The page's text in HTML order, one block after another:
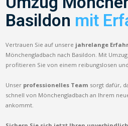
Basildon mit
Vertrauen Sie auf unsere jahrelange
Mönchengladbach nach Basildon. Mit
profitieren Sie von einem reibungslosen
Unser professionelles Team sorgt dafür,
schnell von Mönchengladbach an Ihrem
ankommt.